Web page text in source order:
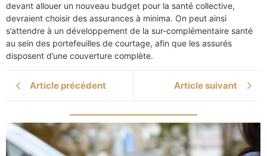
devant allouer un nouveau budget pour la santé collective,
devraient choisir des assurances à minima. On peut ainsi
s’attendre à un développement de la sur-complémentaire santé
au sein des portefeuilles de courtage, afin que les assurés
disposent d’une couverture complète.
Article précédent Article suivant